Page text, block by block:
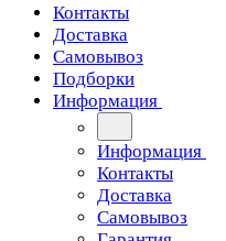
Контакты
Доставка
Самовывоз
Подборки
Информация
Информация
Контакты
Доставка
Самовывоз